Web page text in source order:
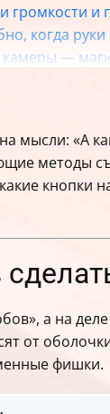
громкости и
когда руки
—
и
— для
аэродром
сценариев
на вашем
статьи
мысли: «А
методы
кнопки
а на
от
фишки.